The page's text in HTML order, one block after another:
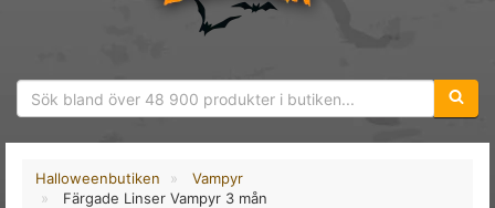
Halloweenbutiken
Vampyr
Färgade Linser Vampyr 3 mån